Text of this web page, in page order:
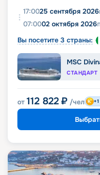
17:0025 сентября 2026
07:0002 октября 2026
Вы посетите 3 страны:
MSC
СТАНДАРТ
от 112 822 ₽ /чел